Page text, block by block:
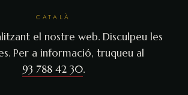
CATALÀ
el nostre web. Disculpeu les
Per a informació, truqueu al
93 788 42 30.